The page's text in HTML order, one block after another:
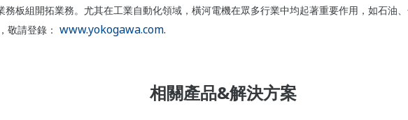
板組開拓業務。尤其在工業自動化領域，橫河電機在眾多行業中均起著重要作用，如石油
敬請登錄：
www.yokogawa.com.
相關產品&解決方案